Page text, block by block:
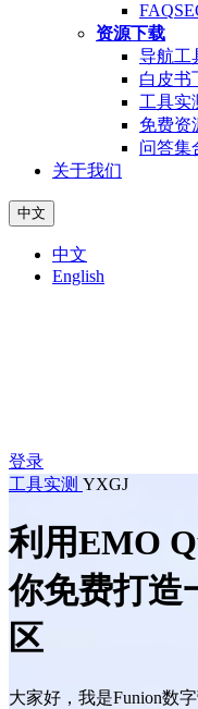
FAQ
资源下载
导航工
白皮书
工具实
免费资
问答集
关于我们
中文
中文
English
登录
工具实测 YXGJ
利用EMO
你免费打造
区
大家好，我是Funion数